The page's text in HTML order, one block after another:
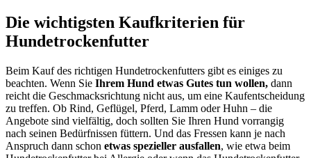
Die wichtigsten Kaufkriterien für
Hundetrockenfutter
Beim Kauf des richtigen Hundetrockenfutters gibt es einiges zu
beachten. Wenn Sie Ihrem Hund etwas Gutes tun wollen, dann
reicht die Geschmacksrichtung nicht aus, um eine Kaufentscheidung
zu treffen. Ob Rind, Geflügel, Pferd, Lamm oder Huhn – die
Angebote sind vielfältig, doch sollten Sie Ihren Hund vorrangig
nach seinen Bedürfnissen füttern. Und das Fressen kann je nach
Anspruch dann schon etwas spezieller ausfallen, wie etwa beim